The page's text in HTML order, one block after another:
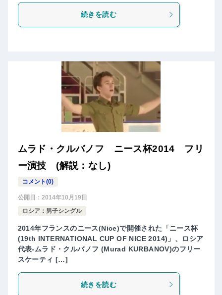
続きを読む
ムラド・クルバノフ ニース杯2014 フリ
ー演技 (解説：なし)
コメント(0)
公開日： 2014年10月19日
ロシア：男子シングル
2014年フランスのニース(Nice)で開催された「ニース杯
(19th INTERNATIONAL CUP OF NICE 2014)」、ロシア
代表-ムラド・クルバノフ (Murad KURBANOV)のフリー
スケーティ […]
続きを読む